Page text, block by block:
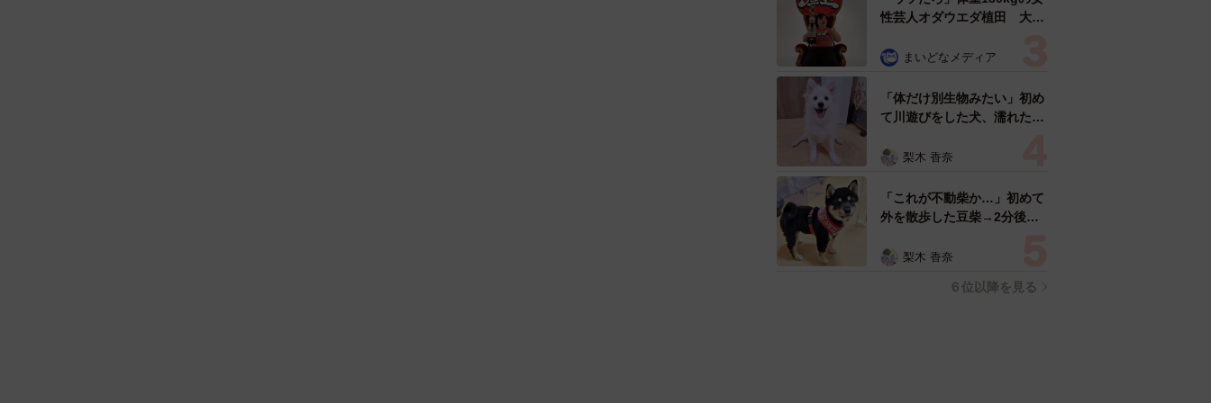
性芸人オダウエダ植田 大学
で」 まいどなメディア
「体だけ別生物みたい」初め
て川遊びをした犬、濡れた直
だ！」「河童だ」「毛刈りさ
梨木 香奈
「これが不動柴か…」初めて
外を散歩した豆柴→2分後、
ぎる」「ぬいぐるみみたい」
梨木 香奈
６位以降を見る